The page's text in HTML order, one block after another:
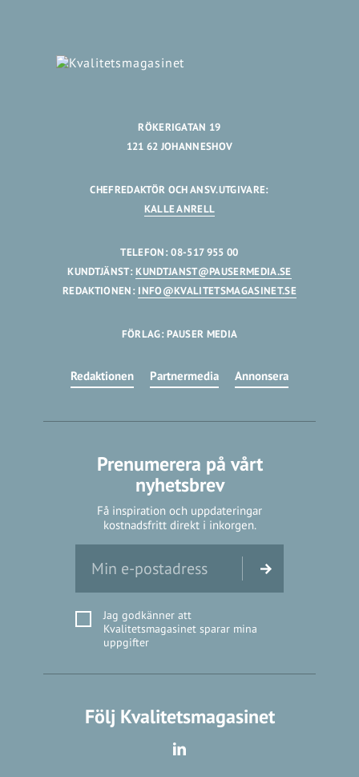
RÖKERIGATAN 19
121 62 JOHANNESHOV
CHEFREDAKTÖR OCH ANSV.UTGIVARE:
KALLE ANRELL
TELEFON: 08-517 955 00
KUNDTJÄNST:KUNDTJANST@PAUSERMEDIA.SE
REDAKTIONEN: INFO@KVALITETSMAGASINET.SE
FÖRLAG: PAUSER MEDIA
Redaktionen Partnermedia Annonsera
Prenumerera på vårt
nyhetsbrev
Få inspiration och uppdateringar
kostnadsfritt direkt i inkorgen.
Jag godkänner att
Kvalitetsmagasinet sparar mina
uppgifter
Följ Kvalitetsmagasinet